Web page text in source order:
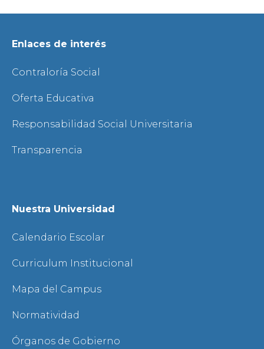
Enlaces de interés
Contraloría Social
Oferta Educativa
Responsabilidad Social Universitaria
Transparencia
Nuestra Universidad
Calendario Escolar
Curriculum Institucional
Mapa del Campus
Normatividad
Órganos de Gobierno